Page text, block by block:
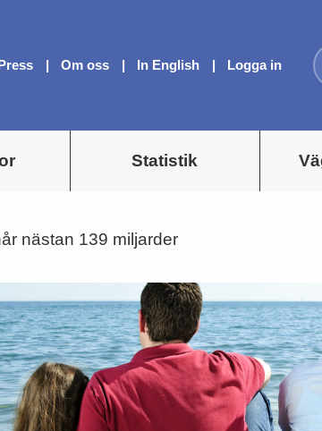
Om oss In English Logga in
Statistik
nästan 139 miljarder